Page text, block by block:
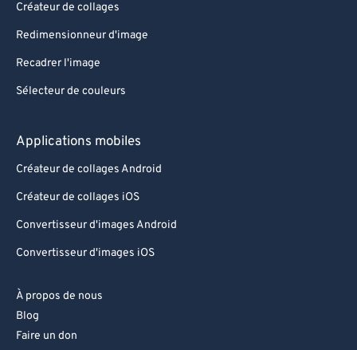
Créateur de collages
Redimensionneur d'image
Recadrer l'image
Sélecteur de couleurs
Applications mobiles
Créateur de collages Android
Créateur de collages iOS
Convertisseur d'images Android
Convertisseur d'images iOS
À propos de nous
Blog
Faire un don